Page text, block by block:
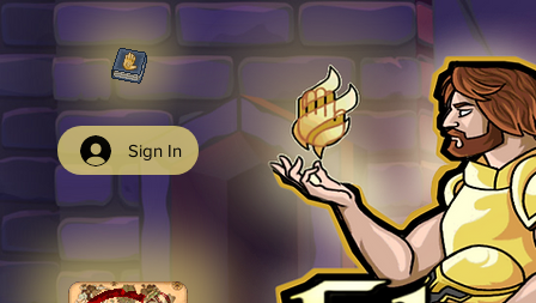
Sign In